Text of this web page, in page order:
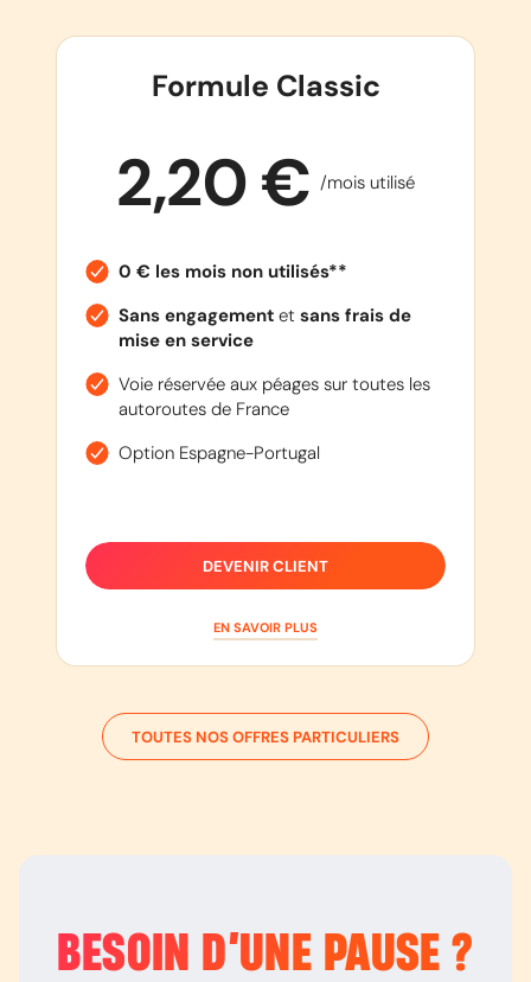
Formule Classic
2,20 € /mois utilisé
0 € les mois non utilisés**
Sans engagementet sans frais de
mise en service
Voie réservée aux péages sur toutes les
autoroutes de France
Option Espagne-Portugal
DEVENIR CLIENT
EN SAVOIR PLUS
TOUTES NOS OFFRES PARTICULIERS
BESOIN D’UNE PAUSE ?